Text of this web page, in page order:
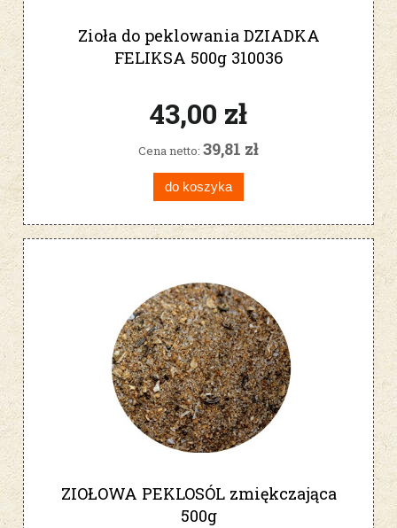
Zioła do peklowania DZIADKA
FELIKSA 500g 310036
43,00 zł
Cena netto: 39,81 zł
do koszyka
ZIOŁOWA PEKLOSÓL zmiękczająca
500g